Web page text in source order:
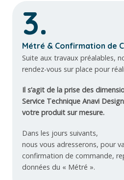
3.
Métré & Confirmation de
Suite aux travaux préalables,
rendez-vous sur place pour
Il s’agit de la prise des
Service Technique Anavi
votre produit sur mesure.
Dans les jours suivants,
nous vous adresserons, pour
confirmation de commande,
données du « Métré ».